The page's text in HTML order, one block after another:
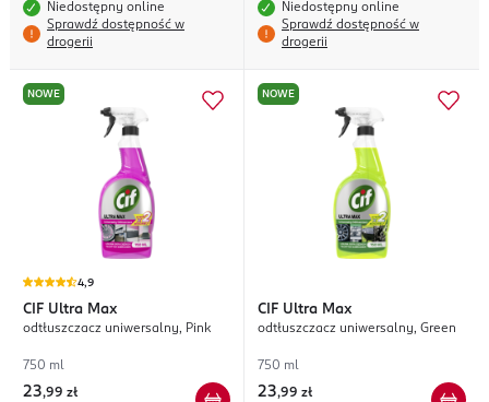
Niedostępny online
Sprawdź dostępność w
drogerii
Niedostępny online
Sprawdź dostępność w
drogerii
NOWE
4,9
CIF Ultra Max
odtłuszczacz uniwersalny, Pink
750 ml
23,99 zł
NOWE
CIF Ultra Max
odtłuszczacz uniwersalny, Green
750 ml
23,99 zł